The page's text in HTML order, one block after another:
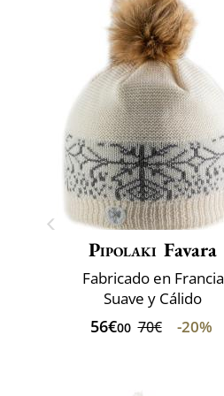
Pipolaki Favara
Fabricado en Francia
Suave y Cálido
56€00 70€ -20%